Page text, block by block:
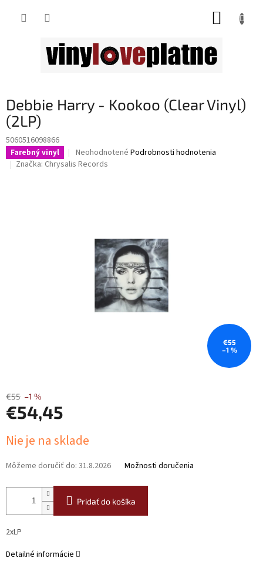
Debbie Harry - Kookoo (Clear Vinyl)
(2LP)
5060516098866
Farebný vinyl
Priemerné
hodnotenie
Neohodnotené Podrobnosti hodnotenia
Značka: Chrysalis Records
€55
–1 %
€55 –1 %
€54,45
cena:
Nie je na sklade
Môžeme doručiť do: 31.8.2026 Možnosti doručenia
Pridať do košíka
2xLP
Detailné informácie